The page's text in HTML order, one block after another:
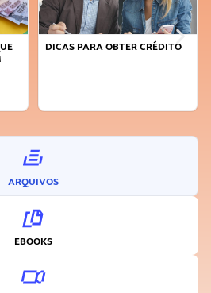
DICAS PARA OBTER CRÉDITO
ARQUIVOS
EBOOKS